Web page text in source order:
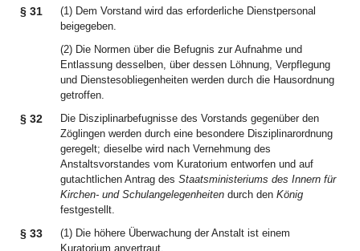
§ 31
(1) Dem Vorstand wird das erforderliche Dienstpersonal
beigegeben.
(2) Die Normen über die Befugnis zur Aufnahme und
Entlassung desselben, über dessen Löhnung, Verpflegung
und Dienstesobliegenheiten werden durch die Hausordnung
getroffen.
§ 32
Die Disziplinarbefugnisse des Vorstands gegenüber den
Zöglingen werden durch eine besondere Disziplinarordnung
geregelt; dieselbe wird nach Vernehmung des
Anstaltsvorstandes vom Kuratorium entworfen und auf
gutachtlichen Antrag des Staatsministeriums des Innern für
Kirchen- und Schulangelegenheiten durch den König
festgestellt.
§ 33
(1) Die höhere Überwachung der Anstalt ist einem
Kuratorium anvertraut.